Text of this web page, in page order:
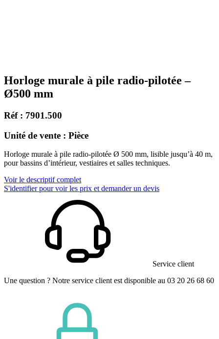
Horloge murale à pile radio-pilotée –
Ø500 mm
Réf : 7901.500
Unité de vente : Pièce
Horloge murale à pile radio-pilotée Ø 500 mm, lisible jusqu’à 40 m,
pour bassins d’intérieur, vestiaires et salles techniques.
Voir le descriptif complet
S'identifier pour voir les prix et demander un devis
Service client
Une question ? Notre service client est disponible au 03 20 26 68 60